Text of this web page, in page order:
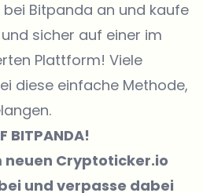
bei Bitpanda an und kaufe
sicher auf einer im
Plattform! Viele
diese einfache Methode,
BITPANDA!
Cryptoticker.io
und verpasse dabei